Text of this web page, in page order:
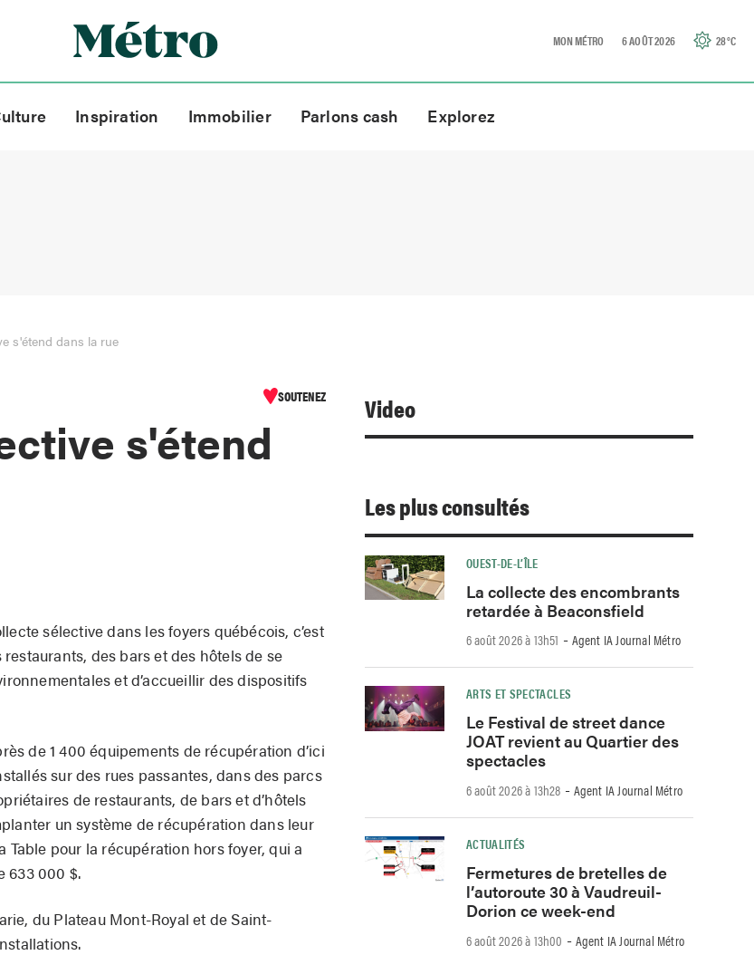
MON MÉTRO 6 AOÛT 2026 28°C
Inspiration Immobilier Parlons cash Explorez
s'étend dans la rue
SOUTENEZ
s'étend
sélective dans les foyers québécois, c’est
des bars et des hôtels de se
et d’accueillir des dispositifs
de 1 400 équipements de récupération d’ici
sur des rues passantes, dans des parcs
de restaurants, de bars et d’hôtels
un système de récupération dans leur
Table pour la récupération hors foyer, qui a
633 000 $.
du Plateau Mont-Royal et de Saint-
Video
Les plus consultés
OUEST-DE-L’ÎLE
La collecte des encombrants
retardée à Beaconsfield
6 août 2026 à 13h51 -Agent IA Journal Métro
ARTS ET SPECTACLES
Le Festival de street dance
JOAT revient au Quartier des
spectacles
6 août 2026 à 13h28 -Agent IA Journal Métro
ACTUALITÉS
Fermetures de bretelles de
l’autoroute 30 à Vaudreuil-
Dorion ce week-end
6 août 2026 à 13h00 -Agent IA Journal Métro